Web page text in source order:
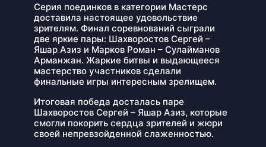
Серия поединков в категории Мастерс
доставила настоящее удовольствие
зрителям. Финал соревнований сыграли
две яркие пары: Шахворостов Сергей –
Яшар Азиз и Марков Роман – Сулайманов
Арманжан. Жаркие битвы и выдающееся
мастерство участников сделали
финальные игры интересным зрелищем.
Итоговая победа досталась паре
Шахворостов Сергей – Яшар Азиз, которые
смогли покорить сердца зрителей и жюри
своей непревзойденной слаженностью.